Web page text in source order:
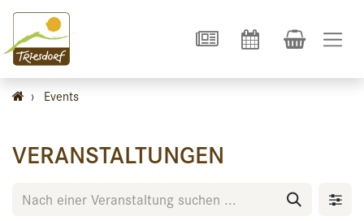
› Events
VERANSTALTUNGEN